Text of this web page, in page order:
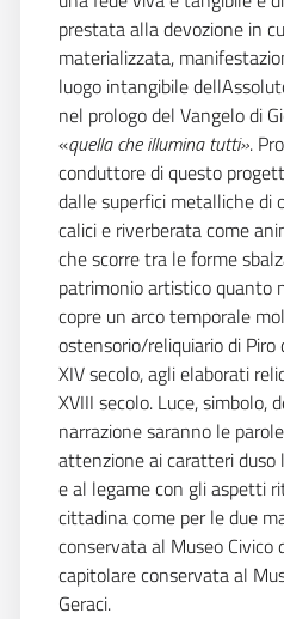
prestata alla devozione in
materializzata,
luogo intangibile
nel prologo del Vangelo di
«quella che illumina tutti».
conduttore di questo
dalle superfici metalliche di
calici e riverberata come
che scorre tra le forme
patrimonio artistico quanto
copre un arco temporale
ostensorio/reliquiario di Piro
XIV secolo, agli elaborati
XVIII secolo. Luce, simbolo,
narrazione saranno le
attenzione ai caratteri
e al legame con gli aspetti
cittadina come per le due
conservata al Museo Civico
capitolare conservata al
Geraci.